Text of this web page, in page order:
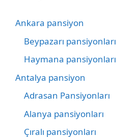
Ankara pansiyon
Beypazarı pansiyonları
Haymana pansiyonları
Antalya pansiyon
Adrasan Pansiyonları
Alanya pansiyonları
Çıralı pansiyonları